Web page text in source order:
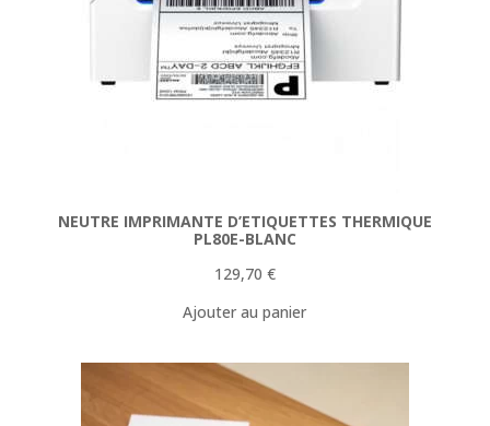
NEUTRE IMPRIMANTE D’ETIQUETTES THERMIQUE
PL80E-BLANC
129,70 €
Ajouter au panier